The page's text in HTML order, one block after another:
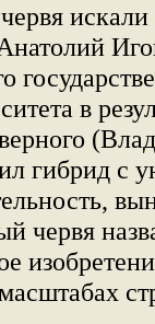
в
гибрид с
червя